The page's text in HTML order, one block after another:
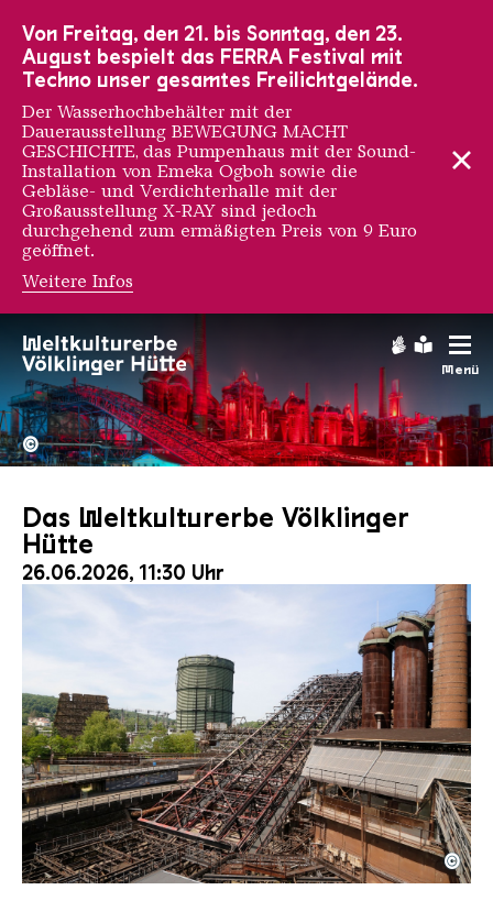
Menü
Hochofengruppe in Rot
Copyright:
©
Das Weltkulturerbe Völklinger
Hütte
26.06.2026, 11:30 Uhr
Der Erzschrägaufzug der Völklinger Hütte mit
Copyright: Weltkulturerbe Völklinger Hütte | Karl
©
Von Freitag, den 21. bis Sonntag, den 23.
August bespielt das FERRA Festival mit
Techno unser gesamtes Freilichtgelände.
Der Wasserhochbehälter mit der
Dauerausstellung BEWEGUNG MACHT
GESCHICHTE, das Pumpenhaus mit der Sound-
Installation von Emeka Ogboh sowie die
Gebläse- und Verdichterhalle mit der
Großausstellung X-RAY sind jedoch
durchgehend zum ermäßigten Preis von 9 Euro
geöffnet.
Weitere Infos